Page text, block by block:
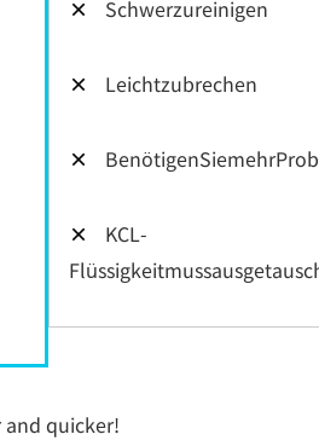
× Schwerzureinigen
× Leichtzubrechen
×
×
KCL-
and quicker!